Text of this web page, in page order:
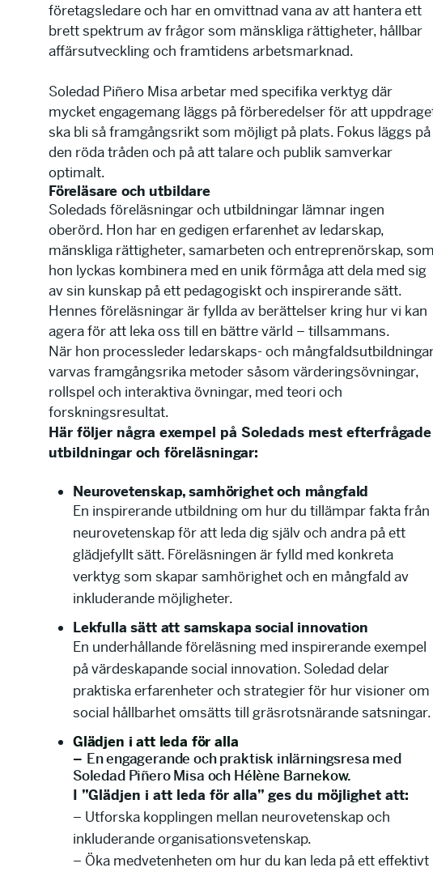
företagsledare och har en omvittnad vana av att hantera ett
brett spektrum av frågor som mänskliga rättigheter, hållbar
affärsutveckling och framtidens arbetsmarknad.
Soledad Piñero Misa arbetar med specifika verktyg där
mycket engagemang läggs på förberedelser för att
ska bli så framgångsrikt som möjligt på plats. Fokus läggs på
den röda tråden och på att talare och publik samverkar
optimalt.
Föreläsare och utbildare
Soledads föreläsningar och utbildningar lämnar ingen
oberörd. Hon har en gedigen erfarenhet av ledarskap,
mänskliga rättigheter, samarbeten och entreprenörskap, som
hon lyckas kombinera med en unik förmåga att dela med sig
av sin kunskap på ett pedagogiskt och inspirerande sätt.
Hennes föreläsningar är fyllda av berättelser kring hur vi kan
agera för att leka oss till en bättre värld – tillsammans.
När hon processleder ledarskaps- och
varvas framgångsrika metoder såsom värderingsövningar,
rollspel och interaktiva övningar, med teori och
forskningsresultat.
Här följer några exempel på Soledads mest efterfrågade
utbildningar och föreläsningar:
Neurovetenskap, samhörighet och mångfald
En inspirerande utbildning om hur du tillämpar fakta från
neurovetenskap för att leda dig själv och andra på ett
glädjefyllt sätt. Föreläsningen är fylld med konkreta
verktyg som skapar samhörighet och en mångfald av
inkluderande möjligheter.
Lekfulla sätt att samskapa social innovation
En underhållande föreläsning med inspirerande exempel
på värdeskapande social innovation. Soledad delar
praktiska erfarenheter och strategier för hur visioner om
social hållbarhet omsätts till gräsrotsnärande satsningar.
Glädjen i att leda för alla
– En engagerande och praktisk inlärningsresa med
Soledad Piñero Misa och Hélène Barnekow.
I ”Glädjen i att leda för alla” ges du möjlighet att:
– Utforska kopplingen mellan neurovetenskap och
inkluderande organisationsvetenskap.
– Öka medvetenheten om hur du kan leda på ett effektivt